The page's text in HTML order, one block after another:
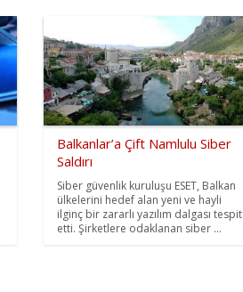
Balkanlar’a Çift Namlulu Siber
Saldırı
Siber güvenlik kuruluşu ESET, Balkan
ülkelerini hedef alan yeni ve hayli
ilginç bir zararlı yazılım dalgası tespit
etti. Şirketlere odaklanan siber ...